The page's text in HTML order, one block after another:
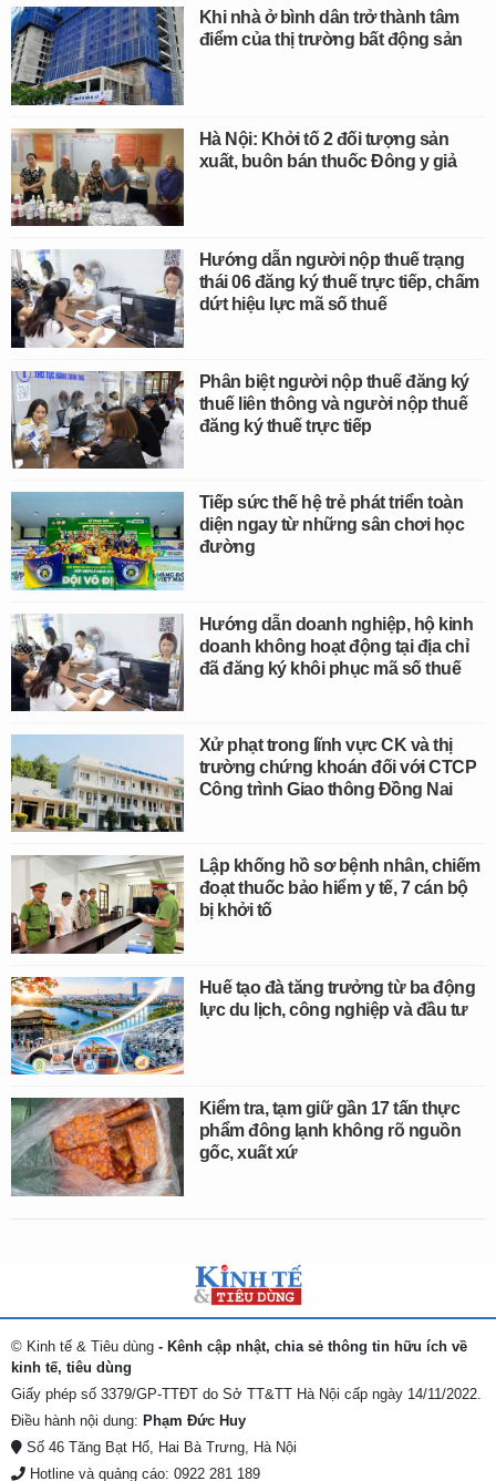
Khi nhà ở bình dân trở thành tâm
điểm của thị trường bất động sản
Hà Nội: Khởi tố 2 đối tượng sản
xuất, buôn bán thuốc Đông y giả
Hướng dẫn người nộp thuế trạng
thái 06 đăng ký thuế trực tiếp, chấm
dứt hiệu lực mã số thuế
Phân biệt người nộp thuế đăng ký
thuế liên thông và người nộp thuế
đăng ký thuế trực tiếp
Tiếp sức thế hệ trẻ phát triển toàn
diện ngay từ những sân chơi học
đường
Hướng dẫn doanh nghiệp, hộ kinh
doanh không hoạt động tại địa chỉ
đã đăng ký khôi phục mã số thuế
Xử phạt trong lĩnh vực CK và thị
trường chứng khoán đối với CTCP
Công trình Giao thông Đồng Nai
Lập khống hồ sơ bệnh nhân, chiếm
đoạt thuốc bảo hiểm y tế, 7 cán bộ
bị khởi tố
Huế tạo đà tăng trưởng từ ba động
lực du lịch, công nghiệp và đầu tư
Kiểm tra, tạm giữ gần 17 tấn thực
phẩm đông lạnh không rõ nguồn
gốc, xuất xứ
© Kinh tế & Tiêu dùng - Kênh cập nhật, chia sẻ thông tin hữu ích về
kinh tế, tiêu dùng
Giấy phép số 3379/GP-TTĐT do Sở TT&TT Hà Nội cấp ngày 14/11/2022.
Điều hành nội dung: Phạm Đức Huy
Số 46 Tăng Bạt Hổ, Hai Bà Trưng, Hà Nội
Hotline và quảng cáo: 0922 281 189